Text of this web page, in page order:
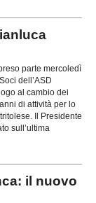
parte mercoledì
dell’ASD
al cambio dei
di attività per lo
Il Presidente
sull’ultima
il nuovo